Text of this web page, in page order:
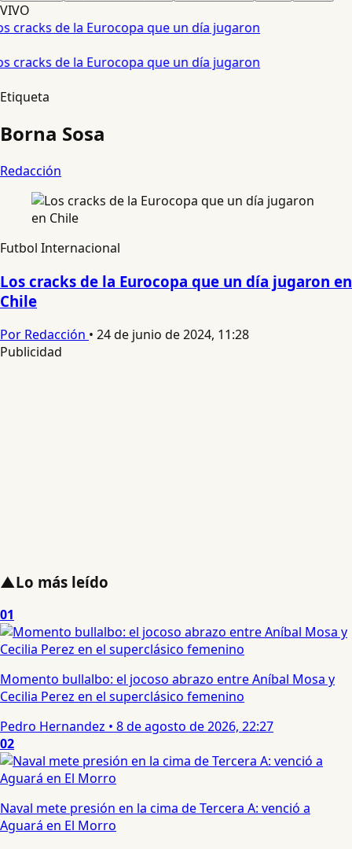
VIVO
cracks de la Eurocopa que un día jugaron
cracks de la Eurocopa que un día jugaron
Etiqueta
Borna Sosa
Redacción
Futbol Internacional
Los cracks de la Eurocopa que un día jugaron en
Chile
Por Redacción • 24 de junio de 2024, 11:28
Publicidad
▲Lo más leído
01
Momento bullalbo: el jocoso abrazo entre Aníbal Mosa y
Cecilia Perez en el superclásico femenino
Pedro Hernandez • 8 de agosto de 2026, 22:27
02
Naval mete presión en la cima de Tercera A: venció a
Aguará en El Morro